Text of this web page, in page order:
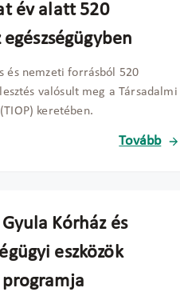
év alatt 520
és nemzeti forrásból 520
valósult meg a Társadalmi
keretében.
Tovább
Kórház és
eszközök